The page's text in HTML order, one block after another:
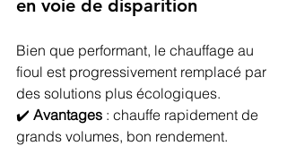
en voie de disparition
Bien que performant, le chauffage au
fioul est progressivement remplacé par
des solutions plus écologiques.
✔️ Avantages : chauffe rapidement de
grands volumes, bon rendement.